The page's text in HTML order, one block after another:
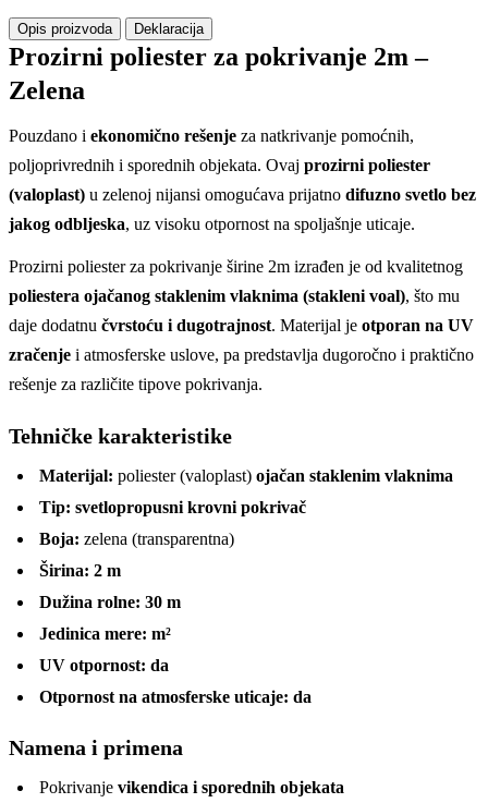
Opis proizvoda Deklaracija
Prozirni poliester za pokrivanje 2m –
Zelena
Pouzdano i ekonomično rešenje za natkrivanje pomoćnih,
poljoprivrednih i sporednih objekata. Ovaj prozirni poliester
(valoplast) u zelenoj nijansi omogućava prijatno difuzno svetlo bez
jakog odbljeska, uz visoku otpornost na spoljašnje uticaje.
Prozirni poliester za pokrivanje širine 2m izrađen je od kvalitetnog
poliestera ojačanog staklenim vlaknima (stakleni voal), što mu
daje dodatnu čvrstoću i dugotrajnost. Materijal je otporan na UV
zračenje i atmosferske uslove, pa predstavlja dugoročno i praktično
rešenje za različite tipove pokrivanja.
Tehničke karakteristike
Materijal: poliester (valoplast) ojačan staklenim vlaknima
Tip: svetlopropusni krovni pokrivač
Boja: zelena (transparentna)
Širina: 2 m
Dužina rolne: 30 m
Jedinica mere: m²
UV otpornost: da
Otpornost na atmosferske uticaje: da
Namena i primena
Pokrivanje vikendica i sporednih objekata